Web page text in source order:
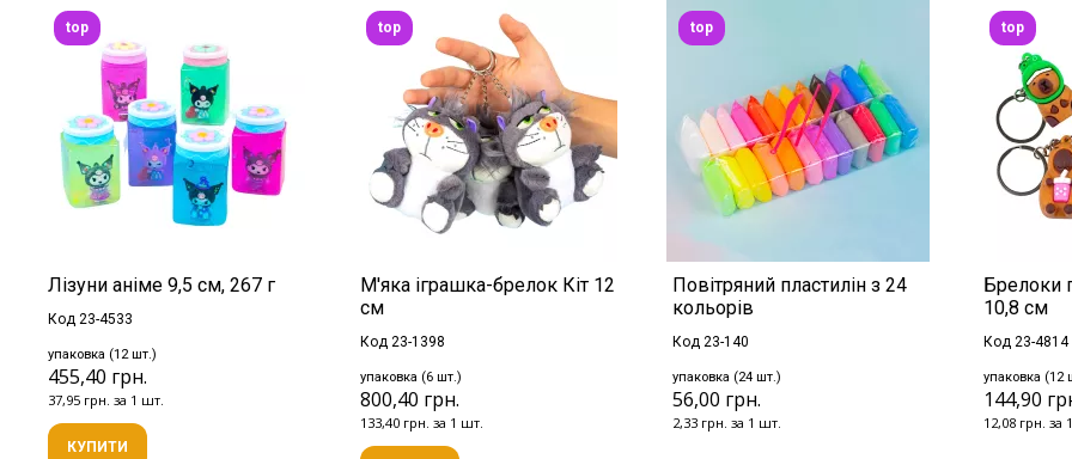
Лізуни аніме 9,5 см, 267 г
Код 23-4533
упаковка (12 шт.)
455,40 грн.
37,95 грн. за 1 шт.
top
КУПИТИ
М'яка іграшка-брелок Кіт 12
см
Код 23-1398
упаковка (6 шт.)
800,40 грн.
133,40 грн. за 1 шт.
top
Повітряний пластилін з 24
кольорів
Код 23-140
упаковка (24 шт.)
56,00 грн.
2,33 грн. за 1 шт.
top
Брелоки
10,8 см
Код 23-4814
упаковка (12
144,90
12,08 грн. за
top